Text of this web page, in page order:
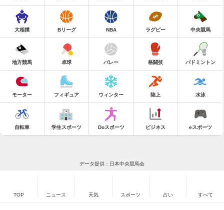
大相撲 Bリーグ NBA ラグビー 中央競馬
地方競馬 卓球 バレー 格闘技 バドミントン
モーター フィギュア ウィンター 陸上 水泳
自転車 学生スポーツ Doスポーツ ビジネス eスポーツ
データ提供：日本中央競馬会
TOP ニュース 天気 スポーツ 占い すべて